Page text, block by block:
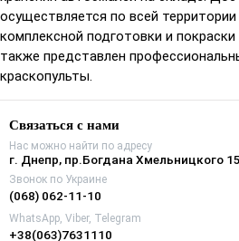
осуществляется по всей
комплексной подготовки и
также представлен
краскопульты.
Связаться с нами
Нас можно найти по адресу
г. Днепр, пр.Богдана Хмельницкого
Звонок по Украине
(068) 062-11-10
WhatsApp, Viber, Telegram
+38(063)7631110